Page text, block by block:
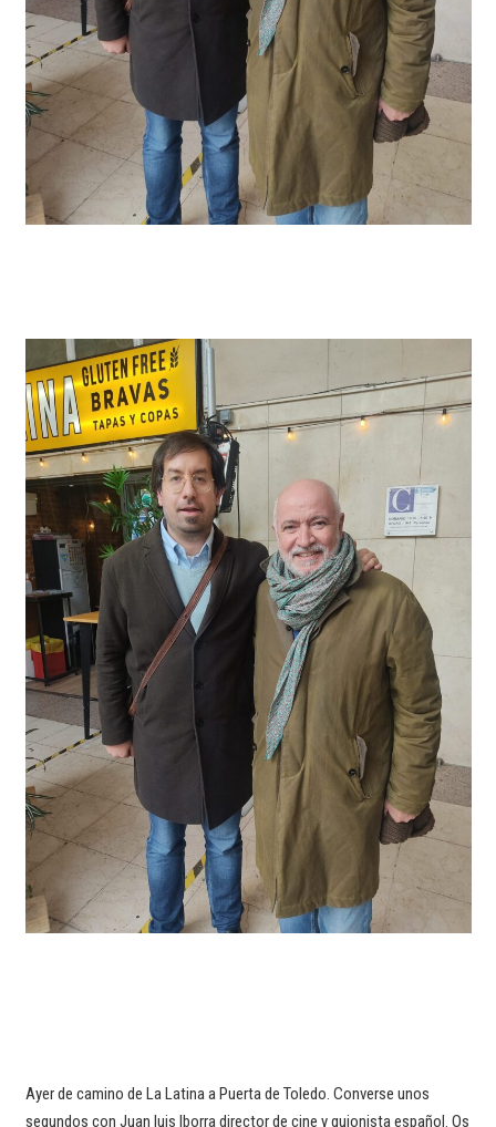
Ayer de camino de La Latina a Puerta de Toledo. Converse unos
segundos con Juan luis Iborra director de cine y guionista español. Os